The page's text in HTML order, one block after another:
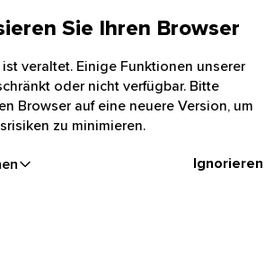
Sie Ihren Browser
veraltet. Einige Funktionen unserer
oder nicht verfügbar. Bitte
Browser auf eine neuere Version, um
zu minimieren.
Ignorieren